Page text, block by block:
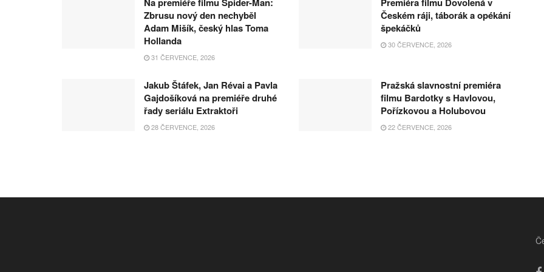
Zbrusu nový den nechyběl
Adam Mišík, český hlas Toma
Hollanda
31 ČERVENCE, 2026
Českém ráji, táborák a opékání
špekáčků
30 ČERVENCE, 2026
Jakub Štáfek, Jan Révai a Pavla
Gajdošíková na premiéře druhé
řady seriálu Extraktoři
28 ČERVENCE, 2026
Pražská slavnostní premiéra
filmu Bardotky s Havlovou,
Pořízkovou a Holubovou
22 ČERVENCE, 2026